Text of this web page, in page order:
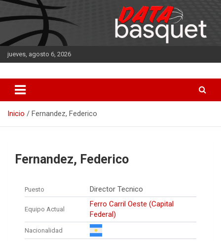
Saltar
al
contenido
jueves, agosto 6, 2026
DATA Basquet
Inicio Fernandez, Federico
Fernandez, Federico
Puesto Director Tecnico
Equipo Actual
Ferro Carril Oeste (Capital
Federal)
Nacionalidad